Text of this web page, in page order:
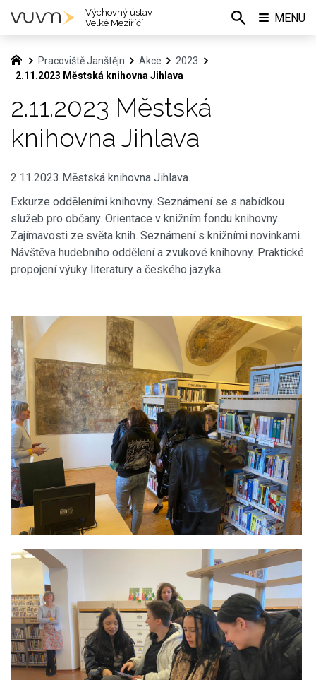
Pracoviště Janštějn Akce
2023
2.11.2023 Městská knihovna Jihlava
2.11.2023 Městská
knihovna Jihlava
2.11.2023 Městská knihovna Jihlava.
Exkurze odděleními knihovny. Seznámení se s nabídkou
služeb pro občany. Orientace v knižním fondu knihovny.
Zajímavosti ze světa knih. Seznámení s knižními novinkami.
Návštěva hudebního oddělení a zvukové knihovny. Praktické
propojení výuky literatury a českého jazyka.
Výchovný ústav
Velké Meziříčí
MENU